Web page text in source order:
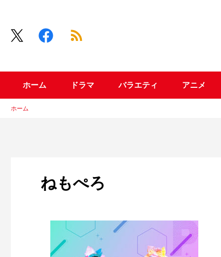
ホーム ドラマ バラエティ アニメ
ホーム
ねもぺろ